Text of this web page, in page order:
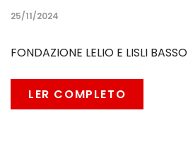
25/11/2024
FONDAZIONE LELIO E LISLI BASSO
LER COMPLETO